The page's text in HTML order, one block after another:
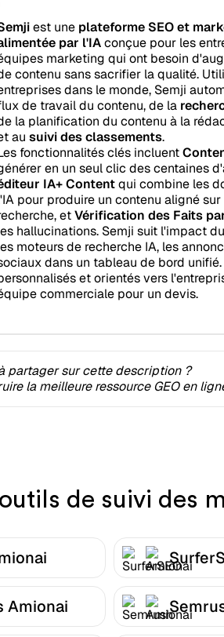
est une plateforme SEO et
par l'IAconçue pour les
marketing qui ont besoin
contenu sans sacrifier la qualité.
dans le monde, Semji
de travail du contenu, de la
la planification du contenu à la
au suivi des classements.
fonctionnalités clés incluent
en un seul clic des centaines
IA+ Contentqui combine les
pour produire un contenu aligné
etVérification des Faits
hallucinations. Semji suit l'impact
moteurs de recherche IA, les
dans un tableau de bord
et orientés vers
commerciale pour un devis.
partager sur cette description ?
la meilleure ressource GEO en
de suivi des
Amionai